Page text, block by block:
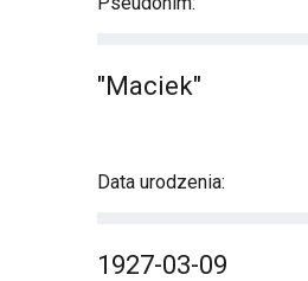
"Maciek"
Data urodzenia:
1927-03-09